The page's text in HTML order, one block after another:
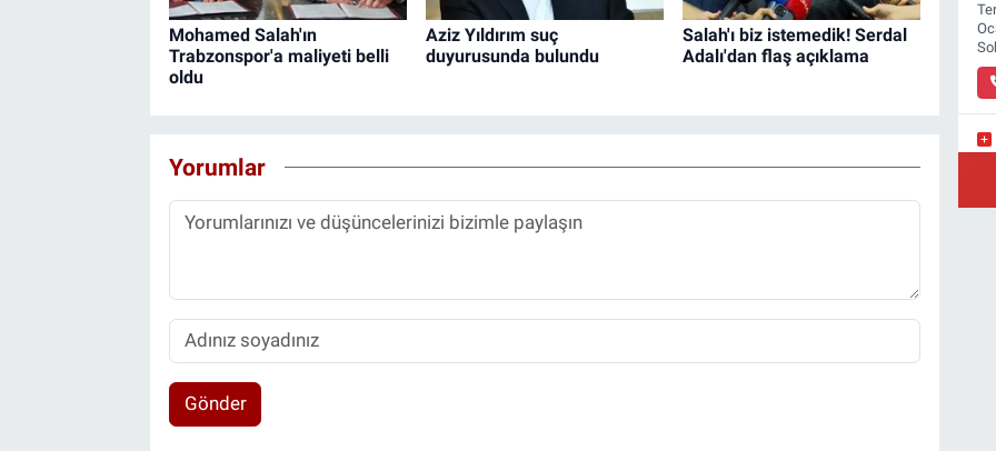
Mohamed Salah'ın
Trabzonspor'a maliyeti belli
oldu
Aziz Yıldırım suç
duyurusunda bulundu
Salah'ı biz istemedik! Serdal
Adalı'dan flaş açıklama
Yorumlar
Gönder